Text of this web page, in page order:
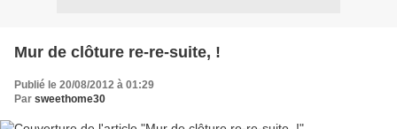
Mur de clôture re-re-suite, !
Publié le 20/08/2012 à 01:29
Par sweethome30